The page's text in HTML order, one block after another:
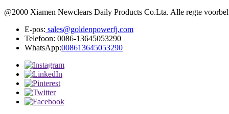
@2000 Xiamen Newclears Daily Products Co.Lta. Alle regte
E-pos: sales@goldenpowerfj.com
Telefoon: 0086-13645053290
WhatsApp:008613645053290